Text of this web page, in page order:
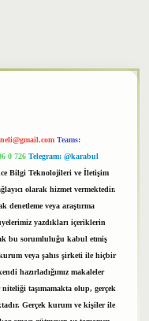
Teams:
0 726 Telegram: @karabul
Bilgi Teknolojileri ve İletişim
olarak hizmet vermektedir.
veya araştırma
yazdıkları içeriklerin
bu sorumluluğu kabul etmiş
veya şahıs şirketi ile hiçbir
hazırladığımız makaleler
taşımamakta olup, gerçek
Gerçek kurum ve kişiler ile